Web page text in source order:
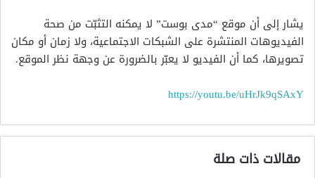
يشار إلى أن موقع “مدى بوست” لا يمكنه التثبّت من صحة
الفيديوهات المنتشرة على الشبكات الاجتماعية، ولا زمان أو مكان
تصويرها، كما أن الفيديو لا يعبّر بالضرورة عن وجهة نظر الموقع.
https://youtu.be/uHrJk9qSAxY
مقالات ذات صلة